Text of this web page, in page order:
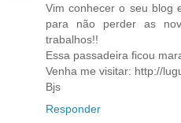
Vim conhecer o seu blog
para não perder as
trabalhos!!
Essa passadeira ficou
Venha me visitar: http://
Bjs
Responder